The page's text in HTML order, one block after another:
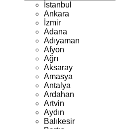
İstanbul
Ankara
İzmir
Adana
Adıyaman
Afyon
Ağrı
Aksaray
Amasya
Antalya
Ardahan
Artvin
Aydın
Balıkesir